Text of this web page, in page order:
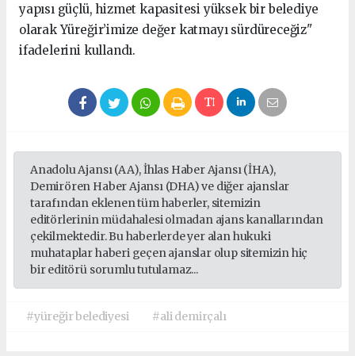
yapısı güçlü, hizmet kapasitesi yüksek bir belediye
olarak Yüreğir’imize değer katmayı sürdüreceğiz"
ifadelerini kullandı.
Anadolu Ajansı (AA), İhlas Haber Ajansı (İHA),
Demirören Haber Ajansı (DHA) ve diğer ajanslar
tarafından eklenen tüm haberler, sitemizin
editörlerinin müdahalesi olmadan ajans kanallarından
çekilmektedir. Bu haberlerde yer alan hukuki
muhataplar haberi geçen ajanslar olup sitemizin hiç
bir editörü sorumlu tutulamaz...
#yüreğir belediyesi #ali demirçalı